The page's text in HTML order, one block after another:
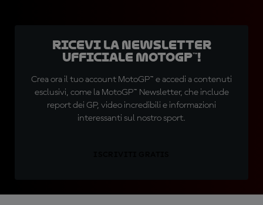
Ricevi la newsletter
ufficiale MotoGP™!
Crea ora il tuo account MotoGP™ e accedi a contenuti
esclusivi, come la MotoGP™ Newsletter, che include
report dei GP, video incredibili e informazioni
interessanti sul nostro sport.